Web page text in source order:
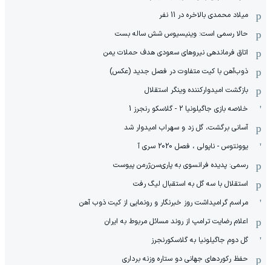
میلاد محمدی بالاخره در 11 نفر
حالا رسمی است: وینیسیوس شش ساله بست
اتاق فرماندهی نیروهای سعودی هدف حملات یمن
ذوب‌آهن با کیت متفاوت در فصل جدید (عکس)
بازگشت امیدوارکننده وینگر استقلال
خلاصه بازی جاگیلونیا 2 - گلاسکو رنجرز 1
آسانی برگشت، گل زد و سهراب امیدوار شد
یوونتوس - ناپولی ، فصل 2020 سری آ
رسمی: پدیده فرانسوی به پاری‌سن‌ژرمن پیوست
استقلال با سه گل به استقبال لیگ رفت
مراسم گرامیداشت روز خبرنگار و رونمایی از کیت ذوب آهن
اعلام رضایت ترامپ از روند مسائل مربوط به ایران
گل دوم جاگیلونیا به گلاسکورنجرز
حفظ رکوردهای جهانی دو ستاره وزنه برداری